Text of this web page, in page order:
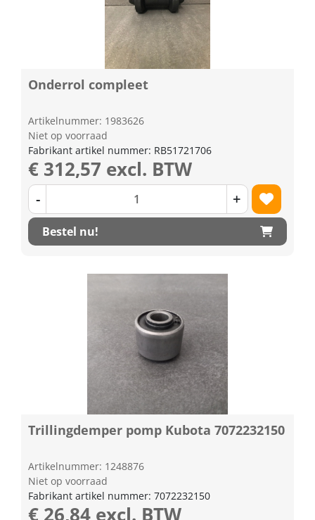
Onderrol compleet
Artikelnummer: 1983626
Niet op voorraad
Fabrikant artikel nummer: RB51721706
€ 312,57 excl. BTW
- +
Bestel nu!
Trillingdemper pomp Kubota 7072232150
Artikelnummer: 1248876
Niet op voorraad
Fabrikant artikel nummer: 7072232150
€ 26,84 excl. BTW